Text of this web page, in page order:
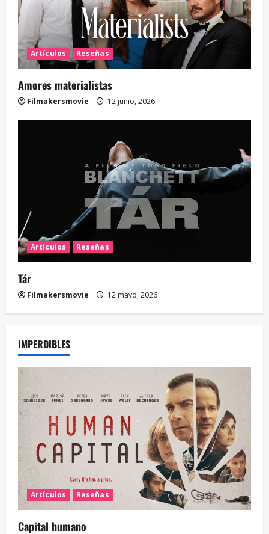
Artículos Reseñas
Amores materialistas
Filmakersmovie 12 junio, 2026
Artículos Reseñas
Tár
Filmakersmovie 12 mayo, 2026
IMPERDIBLES
Artículos Reseñas
Capital humano